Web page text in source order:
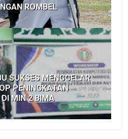
ROMBEL
SUKSES MENGGELAR
PENINGKATAN
DI MIN 2 BIMA